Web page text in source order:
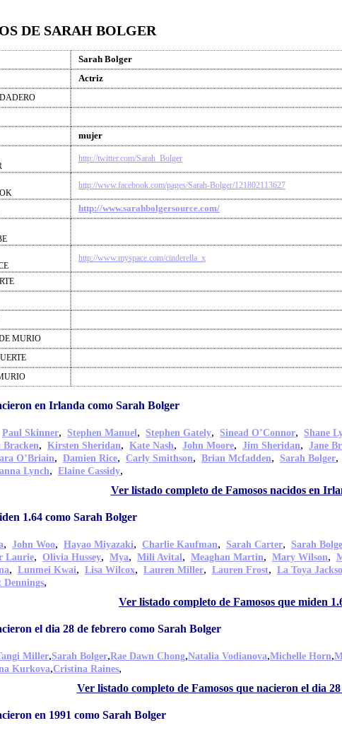
DE SARAH BOLGER
Sarah Bolger
Actriz
mujer
http://twitter.com/Sarah_Bolger
http://www.facebook.com/pages/Sarah-Bolger/121802113627
http://www.sarahbolgersource.com/
http://www.myspace.com/cinderella_x
MURIO
en Irlanda como Sarah Bolger
Paul Skinner, Stephen Manuel, Stephen Gately, Sinead O’Connor, Shane
, Kirsten Sheridan, Kate Nash, John Moore, Jim Sheridan, Jane
O’Briain, Damien Rice, Carly Smithson, Brian Mcfadden, Sarah Bolger,
Lynch, Elaine Cassidy,
Ver listado completo de Famosos nacidos en
1.64 como Sarah Bolger
, John Woo, Hayao Miyazaki, Charlie Kaufman, Sarah Carter, Sarah
Laurie, Olivia Hussey, Mya, Mili Avital, Meaghan Martin, Mary Wilson,
, Lunmei Kwai, Lisa Wilcox, Lauren Miller, Lauren Frost, La Toya
Dennings,
Ver listado completo de Famosos que miden
el dia 28 de febrero como Sarah Bolger
Miller,Sarah Bolger,Rae Dawn Chong,Natalia Vodianova,Michelle Horn,
Kurkova,Cristina Raines,
Ver listado completo de Famosos que nacieron el dia
en 1991 como Sarah Bolger